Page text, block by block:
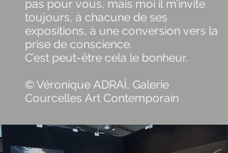
pas pour vous, mais moi il m’invite
toujours, à chacune de ses
expositions, à une conversion vers la
prise de conscience.
C’est peut-être cela le bonheur.
© Véronique ADRAÏ, Galerie
Courcelles Art Contemporain